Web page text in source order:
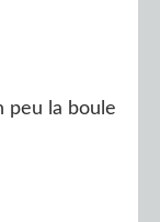
peu la boule